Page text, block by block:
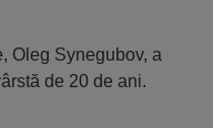
Oleg Synegubov, a
de 20 de ani.